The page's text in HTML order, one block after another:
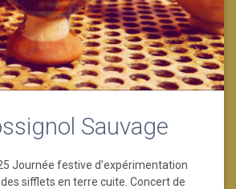
Sauvage
Journée festive d’expérimentation
sifflets en terre cuite. Concert de